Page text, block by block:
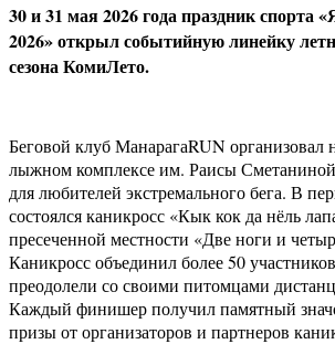
30 и 31 мая 2026 года праздник
2026» открыл событийную линейку
сезона КомиЛето.
Беговой клуб МанарагаRUN организовал
лыжном комплексе им. Раисы
для любителей экстремального бега. В
состоялся каникросс «Кык кок да нёль
пресеченной местности «Две ноги и
Каникросс объединил более 50
преодолели со своими питомцами
Каждый финишер получил памятный
призы от организаторов и партнеров